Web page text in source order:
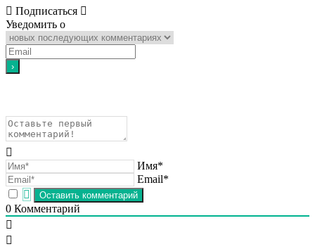
Подписаться
Уведомить о
Имя*
Email*
0 Комментарий